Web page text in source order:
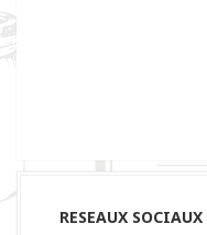
RESEAUX SOCIAUX